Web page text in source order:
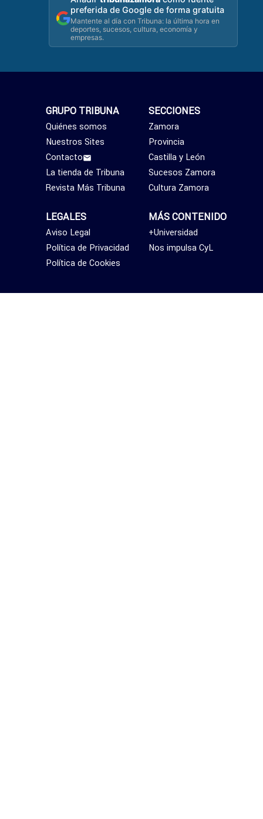
preferida de Google de forma gratuita
Mantente al día con Tribuna: la última hora en
deportes, sucesos, cultura, economía y
empresas.
SECCIONES
Zamora
Provincia
Castilla y León
Sucesos Zamora
Cultura Zamora
MÁS CONTENIDO
+Universidad
Nos impulsa CyL
GRUPO TRIBUNA
Quiénes somos
Nuestros Sites
Contacto
La tienda de Tribuna
Revista Más Tribuna
LEGALES
Aviso Legal
Política de Privacidad
Política de Cookies